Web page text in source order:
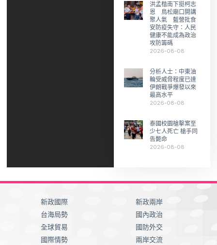
洪孟楷南下挺柯志
恩 鳥松廟口開講
聚人氣 藍營批食
安防疫失守：人民
健康不能成為政治
攻防籌碼
2026-08-08
分析人士：中東油
輪受威脅程度已達
伊朗戰爭爆發以來
最高水平
2026-08-08
泰國校園槍擊案至
少七人死亡 槍手同
告斃命
2026-08-08
新政國際
台海局勢
全球貿易
國際情勢
新政兩岸
國內政治
國防外交
兩岸交流